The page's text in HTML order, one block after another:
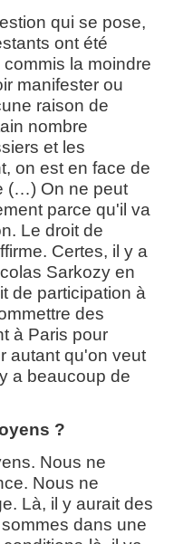
qui se pose,
ont été
la moindre
manifester ou
raison de
nombre
et les
on est en face de
(…) On ne peut
parce qu'il va
Le droit de
Certes, il y a
Sarkozy en
de participation à
des
à Paris pour
autant qu'on veut
a beaucoup de
?
Nous ne
Nous ne
Là, il y aurait des
dans une